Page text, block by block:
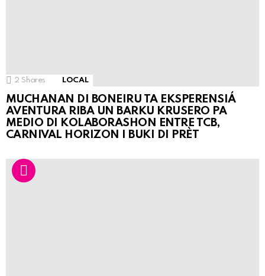
2 Shares LOCAL
MUCHANAN DI BONEIRU TA EKSPERENSIÁ
AVENTURA RIBA UN BARKU KRUSERO PA
MEDIO DI KOLABORASHON ENTRE TCB,
CARNIVAL HORIZON I BUKI DI PRÈT